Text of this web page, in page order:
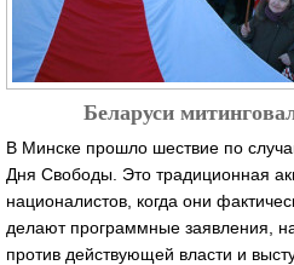
Беларуси
В Минске прошло шествие по
Дня Свободы. Это традиционная
националистов, когда они
делают программные заявления,
против действующей власти и